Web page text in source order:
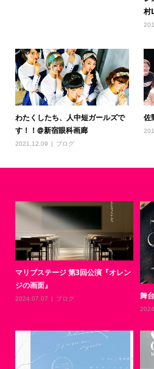
村
わたくしたち、人中短ガールズで
す！！@新宿眼科画廊
2021.12.09 ブログ
佐
マリブステージ 第3回公演『オレン
ジの画面』
2024.07.07 ブログ 舞